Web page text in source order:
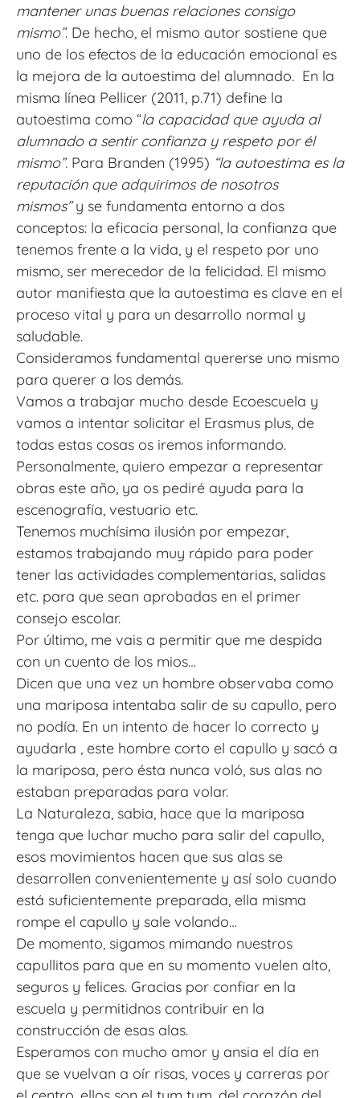
mantener unas buenas relaciones consigo
mismo”. De hecho, el mismo autor sostiene que
uno de los efectos de la educación emocional es
la mejora de la autoestima del alumnado. En la
misma línea Pellicer (2011, p.71) define la
autoestima como “la capacidad que ayuda al
alumnado a sentir confianza y respeto por él
mismo”. Para Branden (1995) “la autoestima es la
reputación que adquirimos de nosotros
mismos”y se fundamenta entorno a dos
conceptos: la eficacia personal, la confianza que
tenemos frente a la vida, y el respeto por uno
mismo, ser merecedor de la felicidad. El mismo
autor manifiesta que la autoestima es clave en el
proceso vital y para un desarrollo normal y
saludable.
Consideramos fundamental quererse uno mismo
para querer a los demás.
Vamos a trabajar mucho desde Ecoescuela y
vamos a intentar solicitar el Erasmus plus, de
todas estas cosas os iremos informando.
Personalmente, quiero empezar a representar
obras este año, ya os pediré ayuda para la
escenografía, vestuario etc.
Tenemos muchísima ilusión por empezar,
estamos trabajando muy rápido para poder
tener las actividades complementarias, salidas
etc. para que sean aprobadas en el primer
consejo escolar.
Por último, me vais a permitir que me despida
con un cuento de los mios…
Dicen que una vez un hombre observaba como
una mariposa intentaba salir de su capullo, pero
no podía. En un intento de hacer lo correcto y
ayudarla , este hombre corto el capullo y sacó a
la mariposa, pero ésta nunca voló, sus alas no
estaban preparadas para volar.
La Naturaleza, sabia, hace que la mariposa
tenga que luchar mucho para salir del capullo,
esos movimientos hacen que sus alas se
desarrollen convenientemente y así solo cuando
está suficientemente preparada, ella misma
rompe el capullo y sale volando…
De momento, sigamos mimando nuestros
capullitos para que en su momento vuelen alto,
seguros y felices. Gracias por confiar en la
escuela y permitidnos contribuir en la
construcción de esas alas.
Esperamos con mucho amor y ansia el día en
que se vuelvan a oír risas, voces y carreras por